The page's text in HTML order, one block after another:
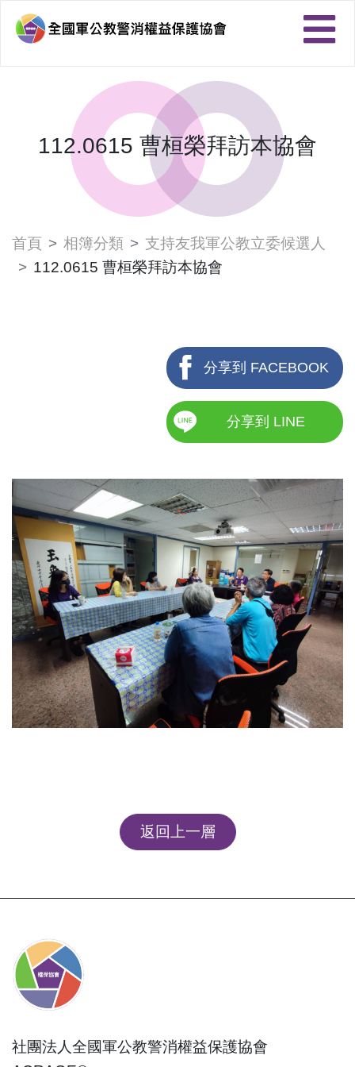
112.0615 曹桓榮拜訪本協會
首頁 相簿分類
支持友我軍公教立委候選人
112.0615 曹桓榮拜訪本協會
分享到 FACEBOOK
分享到 LINE
返回上一層
社團法人全國軍公教警消權益保護協會